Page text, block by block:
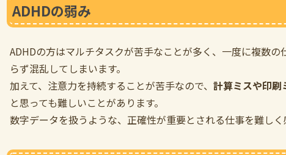
ADHDの弱み
ADHDの方はマルチタスクが苦手なことが多く、一度に複数
らず混乱してしまいます。
加えて、注意力を持続することが苦手なので、 計算ミスや印刷
と思っても難しいことがあります。
数字データを扱うような、正確性が重要とされる仕事を難し